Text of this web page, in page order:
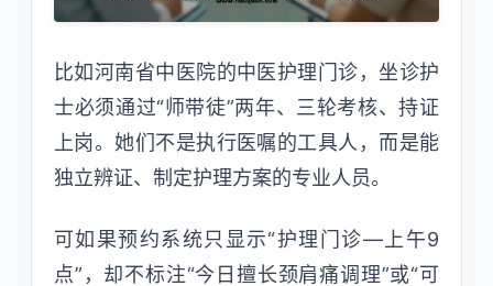
比如河南省中医院的中医护理门诊，坐诊护
士必须通过“师带徒”两年、三轮考核、持证
上岗。她们不是执行医嘱的工具人，而是能
独立辨证、制定护理方案的专业人员。
可如果预约系统只显示“护理门诊—上午9
点”，却不标注“今日擅长颈肩痛调理”或“可